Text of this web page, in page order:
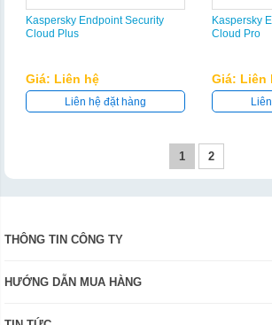
Kaspersky Endpoint Security
Cloud Plus
Giá: Liên hệ
Liên hệ đặt hàng
Kaspersky
Cloud Pro
Giá: Liên
1 2
THÔNG TIN CÔNG TY
Chính sách bảo mật thông tin
HƯỚNG DẪN MUA HÀNG